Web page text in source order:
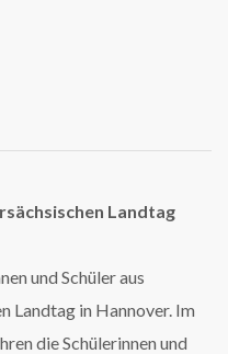
Landtag
und Schüler aus
Landtag in Hannover. Im
die Schülerinnen und